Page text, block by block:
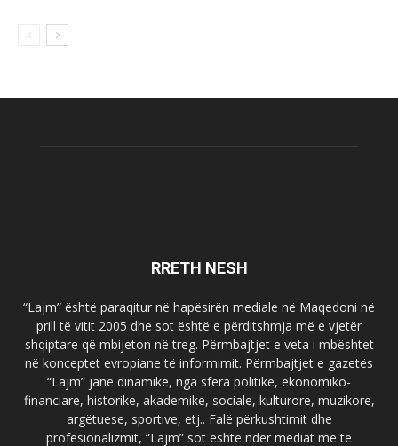
RRETH NESH
“Lajm” është paraqitur në hapësirën mediale në Maqedoni në
prill të vitit 2005 dhe sot është e përditshmja më e vjetër
shqiptare që mbijeton në treg. Përmbajtjet e veta i mbështet
në konceptet evropiane të informimit. Përmbajtjet e gazetës
“Lajm” janë dinamike, nga sfera politike, ekonomiko-
financiare, historike, akademike, sociale, kulturore, muzikore,
argëtuese, sportive, etj.. Falë përkushtimit dhe
profesionalizmit, “Lajm” sot është ndër mediat më të